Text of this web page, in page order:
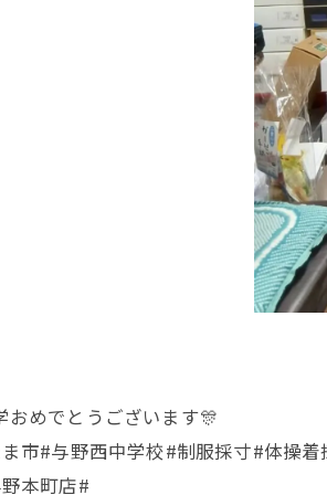
おめでとうございます🎊
市#与野西中学校#制服採寸#体操
本町店#